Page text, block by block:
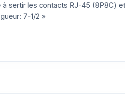
à sertir les contacts RJ-45 (8P8C)
7-1/2 »